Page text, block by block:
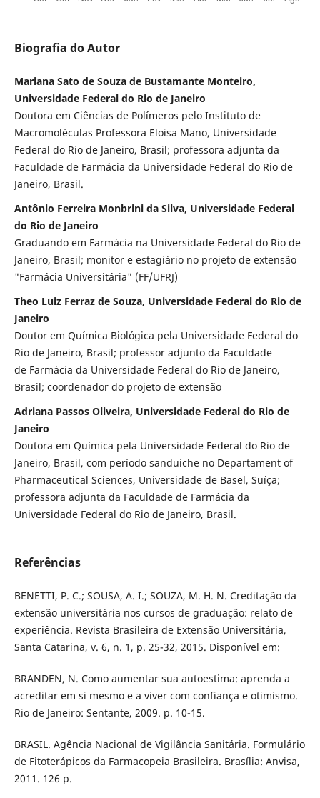
Biografia do Autor
Mariana Sato de Souza de Bustamante Monteiro,
Universidade Federal do Rio de Janeiro
Doutora em Ciências de Polímeros pelo Instituto de
Macromoléculas Professora Eloisa Mano, Universidade
Federal do Rio de Janeiro, Brasil; professora adjunta da
Faculdade de Farmácia da Universidade Federal do Rio de
Janeiro, Brasil.
Antônio Ferreira Monbrini da Silva, Universidade Federal
do Rio de Janeiro
Graduando em Farmácia na Universidade Federal do Rio de
Janeiro, Brasil; monitor e estagiário no projeto de extensão
"Farmácia Universitária" (FF/UFRJ)
Theo Luiz Ferraz de Souza, Universidade Federal do Rio de
Janeiro
Doutor em Química Biológica pela Universidade Federal do
Rio de Janeiro, Brasil; professor adjunto da Faculdade
de Farmácia da Universidade Federal do Rio de Janeiro,
Brasil; coordenador do projeto de extensão
Adriana Passos Oliveira, Universidade Federal do Rio de
Janeiro
Doutora em Química pela Universidade Federal do Rio de
Janeiro, Brasil, com período sanduíche no Departament of
Pharmaceutical Sciences, Universidade de Basel, Suíça;
professora adjunta da Faculdade de Farmácia da
Universidade Federal do Rio de Janeiro, Brasil.
Referências
BENETTI, P. C.; SOUSA, A. I.; SOUZA, M. H. N. Creditação da
extensão universitária nos cursos de graduação: relato de
experiência. Revista Brasileira de Extensão Universitária,
Santa Catarina, v. 6, n. 1, p. 25-32, 2015. Disponível em:
BRANDEN, N. Como aumentar sua autoestima: aprenda a
acreditar em si mesmo e a viver com confiança e otimismo.
Rio de Janeiro: Sentante, 2009. p. 10-15.
BRASIL. Agência Nacional de Vigilância Sanitária. Formulário
de Fitoterápicos da Farmacopeia Brasileira. Brasília: Anvisa,
2011. 126 p.